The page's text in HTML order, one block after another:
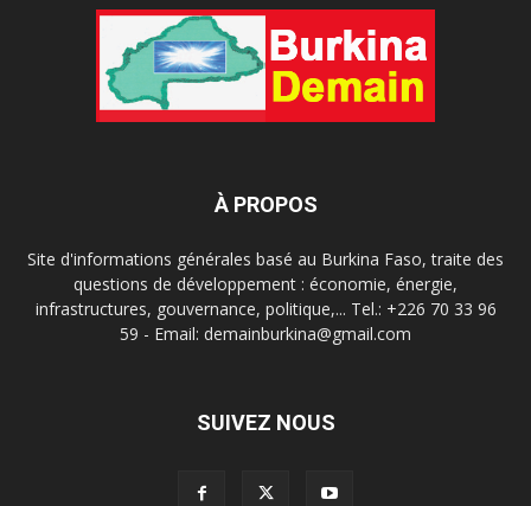
À PROPOS
Site d'informations générales basé au Burkina Faso, traite des
questions de développement : économie, énergie,
infrastructures, gouvernance, politique,... Tel.: +226 70 33 96
59 - Email: demainburkina@gmail.com
SUIVEZ NOUS